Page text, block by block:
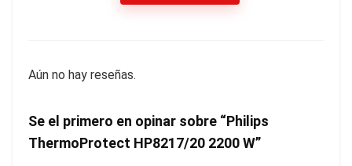
Aún no hay reseñas.
Se el primero en opinar sobre “Philips
ThermoProtect HP8217/20 2200 W”